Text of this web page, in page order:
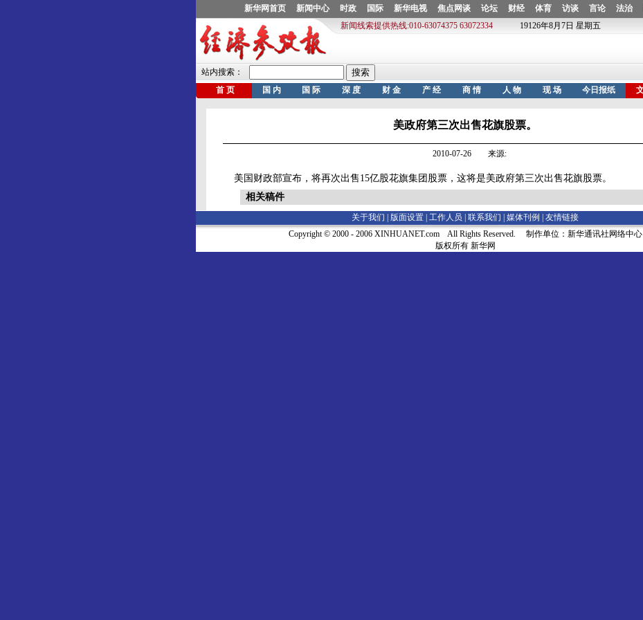
美政府第三次出售花旗股票。
2010-07-26 来源:
美国财政部宣布，将再次出售15亿股花旗集团股票，这将是美政府第三次出售花旗股票。
相关稿件
关于我们 | 版面设置 工作人员 联系我们 媒体刊例
友情链接
Copyright © 2000 - 2006 XINHUANET.com All Rights Reserved. 制作单位：新华通讯社网络中心
版权所有 新华网